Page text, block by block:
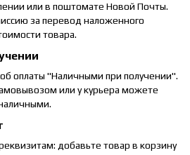
или в поштомате Новой Почты.
за перевод наложенного
товара.
оплаты "Наличными при получении".
или у курьера можете
добавьте товар в корзину